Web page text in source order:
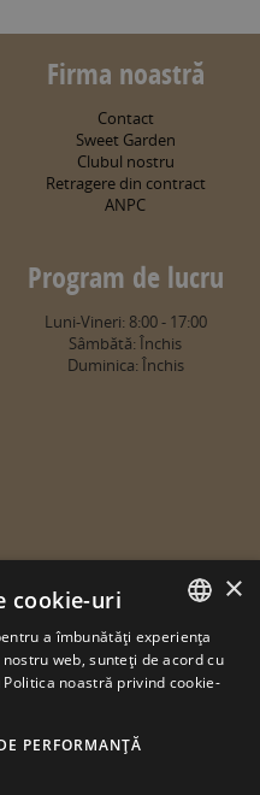
Firma noastră
Contact
Sweet Garden
Clubul nostru
Retragere din contract
ANPC
Program de lucru
Luni-Vineri: 8:00 - 17:00
Sâmbătă: Închis
Duminica: Închis
integrală sau parţială a
a site-ului
cu acordul prealabil
ROMANIAN
HUNGARIAN
×
cookie-uri
a îmbunătăți experiența
web, sunteți de acord cu
noastră privind cookie-
PERFORMANȚĂ